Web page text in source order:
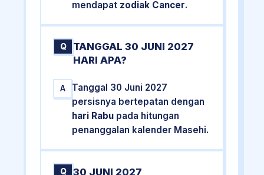
mendapat zodiak Cancer.
Q
TANGGAL 30 JUNI 2027
HARI APA?
A
Tanggal 30 Juni 2027
persisnya bertepatan dengan
hari Rabu pada hitungan
penanggalan kalender Masehi.
Q
30 JUNI 2027